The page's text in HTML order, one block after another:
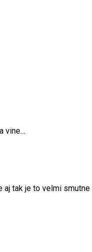
vine…
aj tak je to velmi smutne